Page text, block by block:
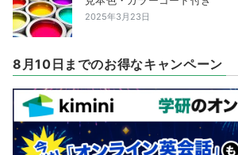
2025年3月23日
8月10日までのお得なキャンペーン